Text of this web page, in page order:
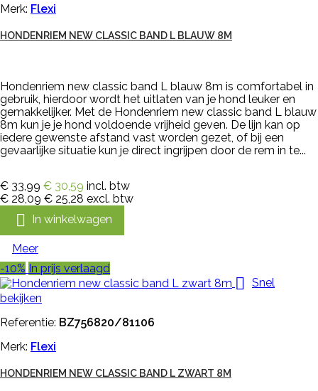
Merk: Flexi
HONDENRIEM NEW CLASSIC BAND L BLAUW 8M
Hondenriem new classic band L blauw 8m is comfortabel in
gebruik, hierdoor wordt het uitlaten van je hond leuker en
gemakkelijker. Met de Hondenriem new classic band L blauw
8m kun je je hond voldoende vrijheid geven. De lijn kan op
iedere gewenste afstand vast worden gezet, of bij een
gevaarlijke situatie kun je direct ingrijpen door de rem in te...
€ 33,99 € 30,59 incl. btw
€ 28,09 € 25,28 excl. btw
 In winkelwagen
Meer
-10% In prijs verlaagd
 Snel
bekijken
Referentie: BZ756820/81106
Merk: Flexi
HONDENRIEM NEW CLASSIC BAND L ZWART 8M